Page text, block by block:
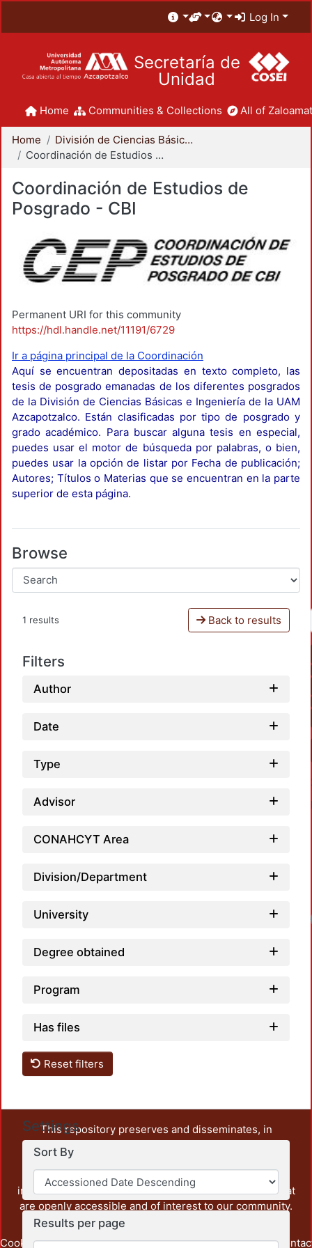
Log In
Secretaría de
Unidad
Home Communities & Collections All of
Home
División de Ciencias Básicas e Ingeniería
Coordinación de Estudios de Posgrado - CBI
Coordinación de Estudios de
Posgrado - CBI
Permanent URI for this community
https://hdl.handle.net/11191/6729
Ir a página principal de la Coordinación
Aquí se encuentran depositadas en texto completo, las
tesis de posgrado emanadas de los diferentes posgrados
de la División de Ciencias Básicas e Ingeniería de la UAM
Azcapotzalco. Están clasificadas por tipo de posgrado y
grado académico. Para buscar alguna tesis en especial,
puedes usar el motor de búsqueda por palabras, o bien,
puedes usar la opción de listar por Fecha de publicación;
Autores; Títulos o Materias que se encuentran en la parte
superior de esta página.
Browse
1 results Back to results
Filters
Author
Date
Type
Advisor
CONAHCYT Area
Division/Department
University
Degree obtained
Program
Has files
Reset filters
Settings
Sort By
Results per page
This repository preserves and disseminates, in
unrestricted open access, the teaching and research
output of UAM Azcapotzalco. It also includes some
administrative and graphic documents from the
institution, as well as content from other institutions that
are openly accessible and of interest to our community.
Cookie Privacy End User Send